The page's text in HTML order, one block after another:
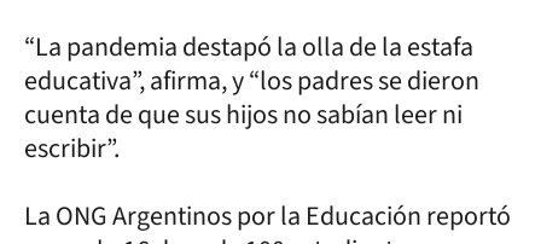
“La pandemia destapó la olla de la estafa
educativa”, afirma, y “los padres se dieron
cuenta de que sus hijos no sabían leer ni
escribir”.
La ONG Argentinos por la Educación reportó